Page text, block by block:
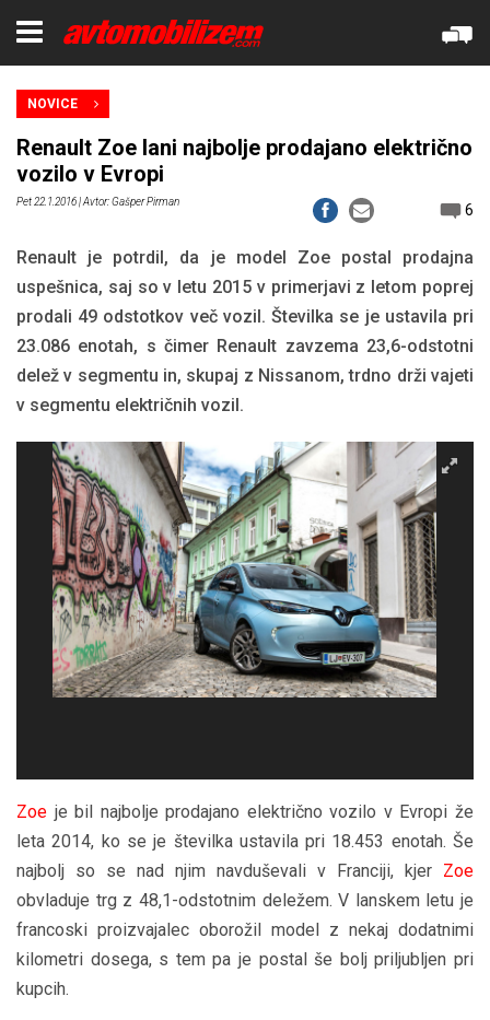
NOVICE
Renault Zoe lani najbolje prodajano električno
vozilo v Evropi
Pet 22.1.2016| Avtor: Gašper Pirman 6
Renault je potrdil, da je model Zoe postal prodajna
uspešnica, saj so v letu 2015 v primerjavi z letom poprej
prodali 49 odstotkov več vozil. Številka se je ustavila pri
23.086 enotah, s čimer Renault zavzema 23,6-odstotni
delež v segmentu in, skupaj z Nissanom, trdno drži vajeti
v segmentu električnih vozil.
Zoe je bil najbolje prodajano električno vozilo v Evropi že
leta 2014, ko se je številka ustavila pri 18.453 enotah. Še
najbolj so se nad njim navduševali v Franciji, kjer Zoe
obvladuje trg z 48,1-odstotnim deležem. V lanskem letu je
francoski proizvajalec oborožil model z nekaj dodatnimi
kilometri dosega, s tem pa je postal še bolj priljubljen pri
kupcih.